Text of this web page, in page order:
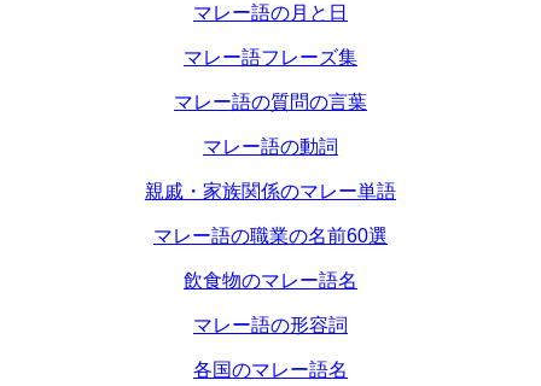
マレー語の月と日
マレー語フレーズ集
マレー語の質問の言葉
マレー語の動詞
親戚・家族関係のマレー単語
マレー語の職業の名前60選
飲食物のマレー語名
マレー語の形容詞
各国のマレー語名